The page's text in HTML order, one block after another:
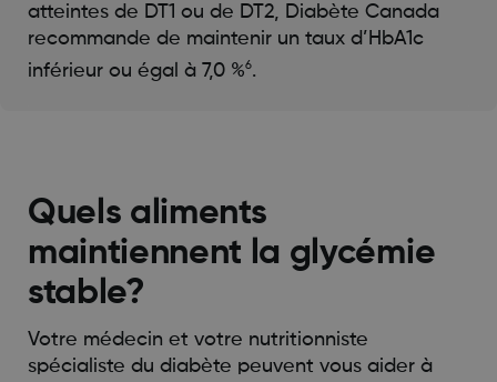
atteintes de DT1 ou de DT2, Diabète Canada
recommande de maintenir un taux d’HbA1c
inférieur ou égal à 7,0 %6.
Quels aliments
maintiennent la glycémie
stable?
Votre médecin et votre nutritionniste
spécialiste du diabète peuvent vous aider à